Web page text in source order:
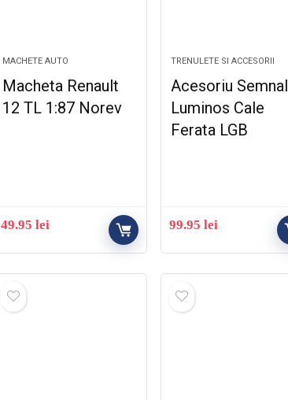
MACHETE AUTO
Macheta Renault
12 TL 1:87 Norev
49.95 lei
TRENULETE SI ACCESORII
Acesoriu Semnal
Luminos Cale
Ferata LGB
99.95 lei